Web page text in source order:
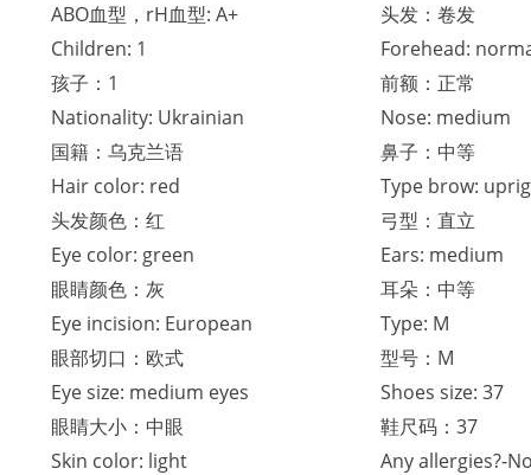
ABO血型，rH血型: A+
头发：卷发
Children: 1
Forehead:
孩子：1
前额：正常
Nationality: Ukrainian
Nose: medium
国籍：乌克兰语
鼻子：中等
Hair color: red
Type brow:
头发颜色：红
弓型：直立
Eye color: green
Ears: medium
眼睛颜色：灰
耳朵：中等
Eye incision: European
Type: M
眼部切口：欧式
型号：M
Eye size: medium eyes
Shoes size: 37
眼睛大小：中眼
鞋尺码：37
Skin color: light
Any allergies?-